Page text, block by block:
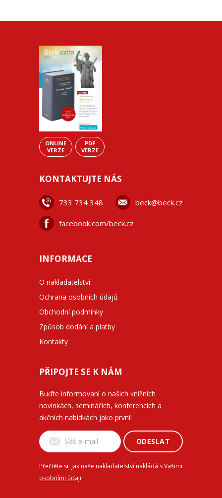
ONLINE
VERZE
PDF
VERZE
KONTAKTUJTE NÁS
733 734 348 beck@beck.cz
facebook.com/beck.cz
INFORMACE
O nakladatelství
Ochrana osobních údajů
Obchodní podmínky
Způsob dodání a platby
Kontakty
PŘIPOJTE SE K NÁM
Buďte informovaní o našich knižních
novinkách, seminářích, konferencích a
akčních nabídkách jako první!
ODESLAT
Přečtěte si, jak naše nakladatelství nakládá s Vašimi
osobními údaji.